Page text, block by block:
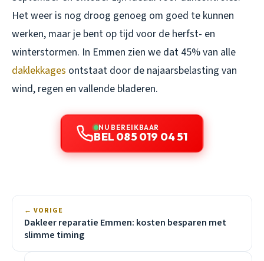
Het weer is nog droog genoeg om goed te kunnen
werken, maar je bent op tijd voor de herfst- en
winterstormen. In Emmen zien we dat 45% van alle
daklekkages ontstaat door de najaarsbelasting van
wind, regen en vallende bladeren.
NU BEREIKBAAR
BEL 085 019 04 51
← VORIGE
Dakleer reparatie Emmen: kosten besparen met
slimme timing